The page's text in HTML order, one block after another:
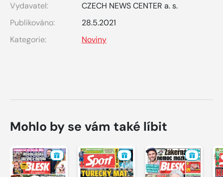
Vydavatel:
CZECH NEWS CENTER a. s.
Publikováno:
28.5.2021
Kategorie:
Noviny
Mohlo by se vám také líbit